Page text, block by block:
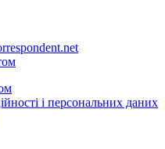
і персональних даних